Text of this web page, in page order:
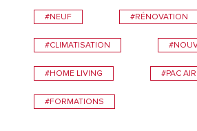
#NEUF #RÉNOVATION
#CLIMATISATION
#HOME LIVING #PAC
#FORMATIONS